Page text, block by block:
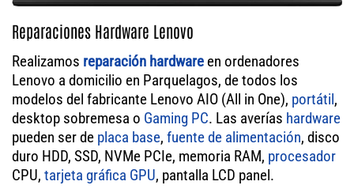
Reparaciones Hardware Lenovo
Realizamos reparación hardware en ordenadores
Lenovo a domicilio en Parquelagos, de todos los
modelos del fabricante Lenovo AIO (All in One), portátil,
desktop sobremesa o Gaming PC. Las averías hardware
pueden ser de placa base, fuente de alimentación, disco
duro HDD, SSD, NVMe PCIe, memoria RAM, procesador
CPU, tarjeta gráfica GPU, pantalla LCD panel.